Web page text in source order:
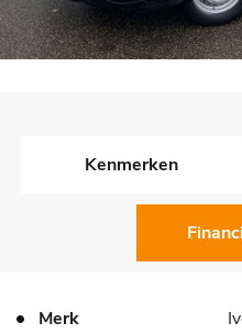
Kenmerken
Merk